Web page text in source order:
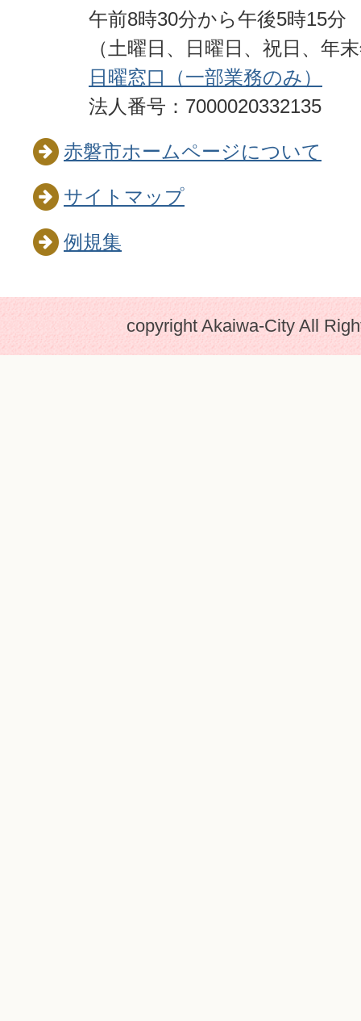
午前8時30分から午後5時15分
（土曜日、日曜日、祝日、年
日曜窓口（一部業務のみ）
法人番号：7000020332135
赤磐市ホームページについて
サイトマップ
例規集
copyright Akaiwa-City All